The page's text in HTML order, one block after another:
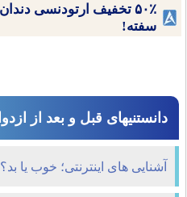
۵۰٪ تخفیف ارتودنسی
سفته!
دانستنیهای قبل و بعد از
آشنایی های اینترنتی؛ خوب یا بد؟